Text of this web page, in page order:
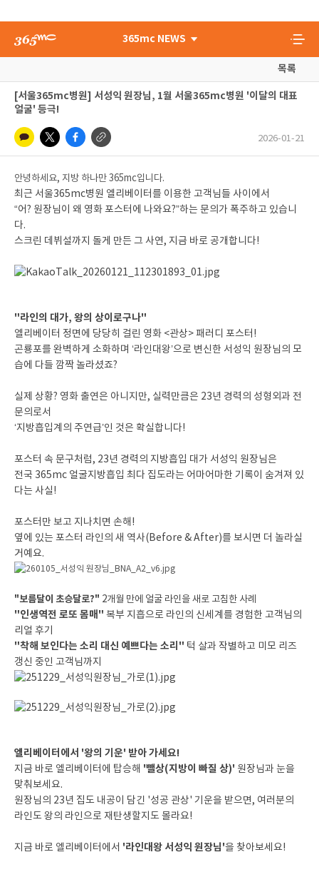
365mc NEWS
목록
[서울365mc병원] 서성익 원장님, 1월 서울365mc병원 '이달의 대표
얼굴' 등극!
2026-01-21
안녕하세요, 지방 하나만 365mc입니다.
최근 서울365mc병원 엘리베이터를 이용한 고객님들 사이에서
“어? 원장님이 왜 영화 포스터에 나와요?”하는 문의가 폭주하고 있습니
다.
스크린 데뷔설까지 돌게 만든 그 사연, 지금 바로 공개합니다!
"라인의 대가, 왕의 상이로구나"
엘리베이터 정면에 당당히 걸린 영화 <관상> 패러디 포스터!
곤룡포를 완벽하게 소화하며 ‘라인대왕’으로 변신한 서성익 원장님의 모
습에 다들 깜짝 놀라셨죠?
실제 상황? 영화 출연은 아니지만, 실력만큼은 23년 경력의 성형외과 전
문의로서
‘지방흡입계의 주연급’인 것은 확실합니다!
포스터 속 문구처럼, 23년 경력의 지방흡입 대가 서성익 원장님은
전국 365mc 얼굴지방흡입 최다 집도라는 어마어마한 기록이 숨겨져 있
다는 사실!
포스터만 보고 지나치면 손해!
옆에 있는 포스터 라인의 새 역사(Before & After)를 보시면 더 놀라실
거예요.
"보름달이 초승달로?" 2개월 만에 얼굴 라인을 새로 고침한 사례
"인생역전 로또 몸매" 복부 지흡으로 라인의 신세계를 경험한 고객님의
리얼 후기
"착해 보인다는 소리 대신 예쁘다는 소리" 턱 살과 작별하고 미모 리즈
갱신 중인 고객님까지
엘리베이터에서 '왕의 기운' 받아 가세요!
지금 바로 엘리베이터에 탑승해 '뺄상(지방이 빠질 상)' 원장님과 눈을
맞춰보세요.
원장님의 23년 집도 내공이 담긴 '성공 관상' 기운을 받으면, 여러분의
라인도 왕의 라인으로 재탄생할지도 몰라요!
지금 바로 엘리베이터에서 '라인대왕 서성익 원장님'을 찾아보세요!